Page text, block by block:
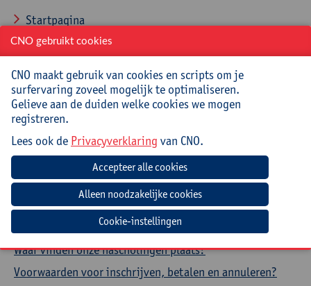
Startpagina
Over CNO
Contacteer CNO
Veelgestelde vragen
Hoe aanmelden en inschrijven via CNOweb?
Hoe een evaluatieformulier invullen?
Hoe een aanwezigheidsattest downloaden?
Hoe je profiel aanpassen?
Waar vinden onze nascholingen plaats?
Voorwaarden voor inschrijven, betalen en annuleren?
CNO gebruikt cookies
CNO maakt gebruik van cookies en scripts om je
surfervaring zoveel mogelijk te optimaliseren.
Gelieve aan de duiden welke cookies we mogen
registreren.
Lees ook de Privacyverklaring van CNO.
Cookie-instellingen